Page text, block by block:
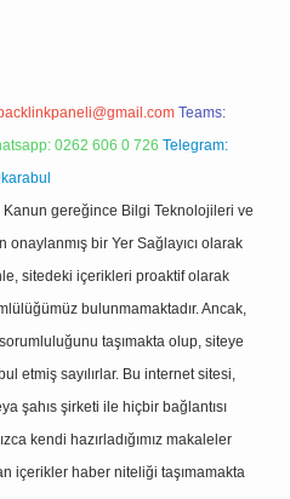
Teams:
0262 606 0 726 Telegram:
Kanun gereğince Bilgi Teknolojileri ve
onaylanmış bir Yer Sağlayıcı olarak
sitedeki içerikleri proaktif olarak
bulunmamaktadır. Ancak,
taşımakta olup, siteye
etmiş sayılırlar. Bu internet sitesi,
şahıs şirketi ile hiçbir bağlantısı
kendi hazırladığımız makaleler
içerikler haber niteliği taşımamakta